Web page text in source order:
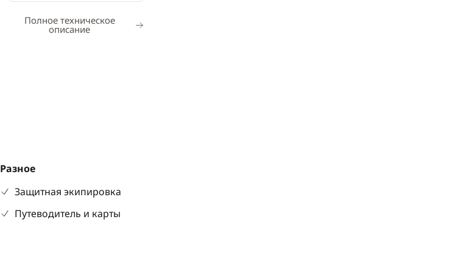
Полное техническое
описание
Разное
Защитная экипировка
Путеводитель и карты